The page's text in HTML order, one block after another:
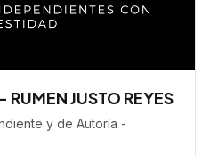
JUSTO REYES
y de Autoría -